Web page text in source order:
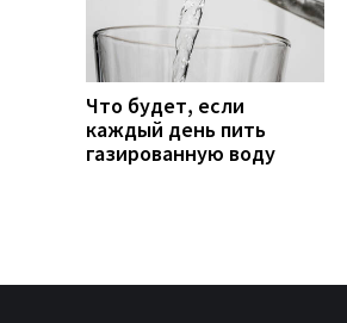
Что будет, если
каждый день пить
газированную воду